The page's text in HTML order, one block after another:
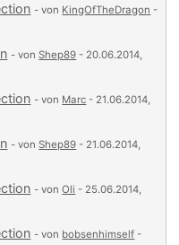
- von KingOfTheDragon -
- vonShep89 - 20.06.2014,
- von Marc - 21.06.2014,
- vonShep89 - 21.06.2014,
- vonOli - 25.06.2014,
- von bobsenhimself -